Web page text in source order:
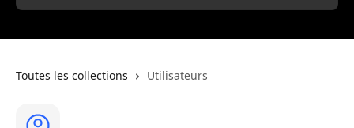
Toutes les collections Utilisateurs